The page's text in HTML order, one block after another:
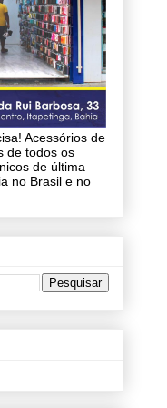
Acessórios de
de todos os
de última
no Brasil e no